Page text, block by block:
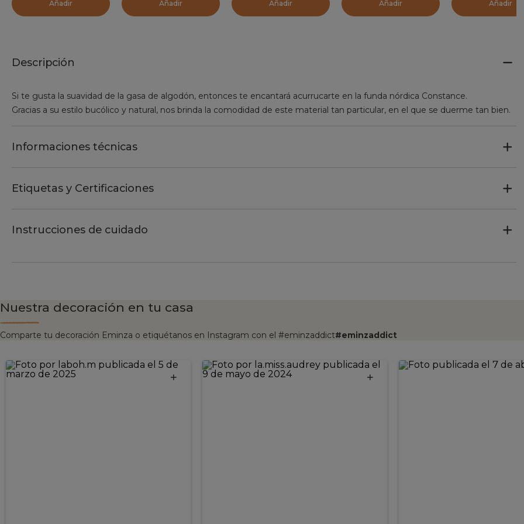
Añadir Añadir Añadir Añadir Añadir
Descripción
Si te gusta la suavidad de la gasa de algodón, entonces te encantará acurrucarte en la funda nórdica Constance.
Gracias a su estilo bucólico y natural, nos brinda la comodidad de este material tan particular, en el que se duerme tan bien.
Informaciones técnicas
Etiquetas y Certificaciones
Instrucciones de cuidado
Nuestra decoración en tu casa
Comparte tu decoración Eminza o etiquétanos en Instagram con el #eminzaddict